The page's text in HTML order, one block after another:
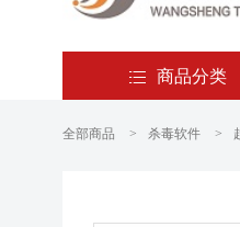
商品分类
全部商品 > 杀毒软件 >